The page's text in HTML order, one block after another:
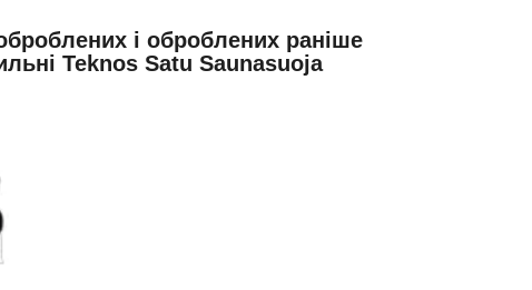
і оброблених раніше
Teknos Satu Saunasuoja